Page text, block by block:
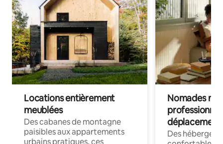
Locations entièrement
meublées
Des cabanes de montagne
paisibles aux appartements
urbains pratiques, ces
Nomades
déplacement
Des